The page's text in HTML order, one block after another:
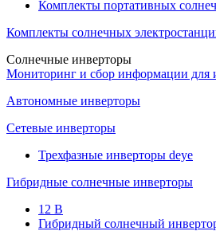
Комплекты портативных
Комплекты солнечных
Солнечные инверторы
Мониторинг и сбор информации для
Автономные инверторы
Сетевые инверторы
Трехфазные инверторы deye
Гибридные солнечные инверторы
12 B
Гибридный солнечный